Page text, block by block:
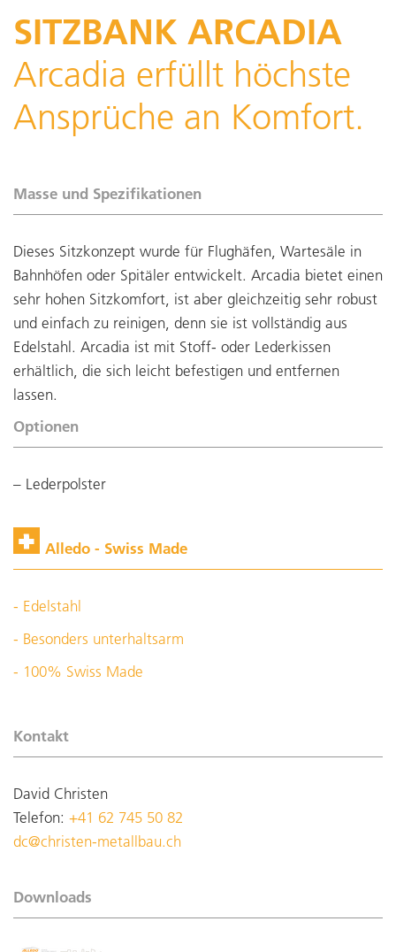
SITZBANK ARCADIA
Arcadia erfüllt höchste
Ansprüche an Komfort.
Masse und Spezifikationen
Dieses Sitzkonzept wurde für Flughäfen, Wartesäle in
Bahnhöfen oder Spitäler entwickelt. Arcadia bietet einen
sehr hohen Sitzkomfort, ist aber gleichzeitig sehr robust
und einfach zu reinigen, denn sie ist vollständig aus
Edelstahl. Arcadia ist mit Stoff- oder Lederkissen
erhältlich, die sich leicht befestigen und entfernen
lassen.
Optionen
Lederpolster
Alledo - Swiss Made
- Edelstahl
- Besonders unterhaltsarm
- 100% Swiss Made
Kontakt
David Christen
Telefon: +41 62 745 50 82
dc@christen-metallbau.ch
Downloads